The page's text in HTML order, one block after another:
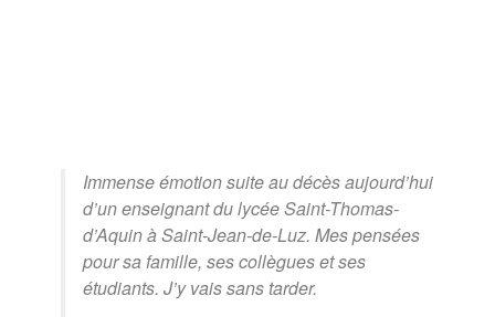
Immense émotion suite au décès aujourd’hui
d’un enseignant du lycée Saint-Thomas-
d’Aquin à Saint-Jean-de-Luz. Mes pensées
pour sa famille, ses collègues et ses
étudiants. J’y vais sans tarder.